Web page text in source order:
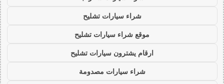
شراء سيارات تشليح
موقع شراء سيارات تشليح
ارقام يشترون سيارات تشليح
شراء سيارات مصدومة